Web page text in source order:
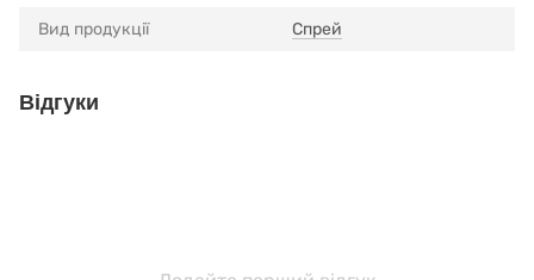
Вид продукції Спрей
Відгуки